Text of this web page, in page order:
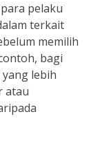
pelaku
terkait
memilih
bagi
lebih
atau